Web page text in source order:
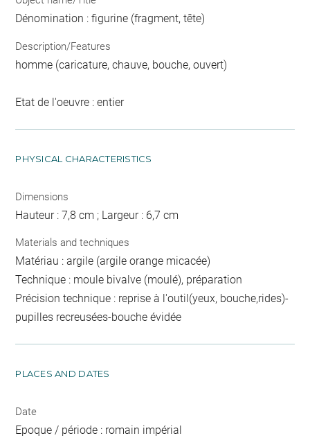
Dénomination : figurine (fragment, tête)
Description/Features
homme (caricature, chauve, bouche, ouvert)
Etat de l'oeuvre : entier
PHYSICAL CHARACTERISTICS
Dimensions
Hauteur : 7,8 cm ; Largeur : 6,7 cm
Materials and techniques
Matériau : argile (argile orange micacée)
Technique : moule bivalve (moulé), préparation
Précision technique : reprise à l'outil(yeux, bouche,rides)-
pupilles recreusées-bouche évidée
PLACES AND DATES
Date
Epoque / période : romain impérial